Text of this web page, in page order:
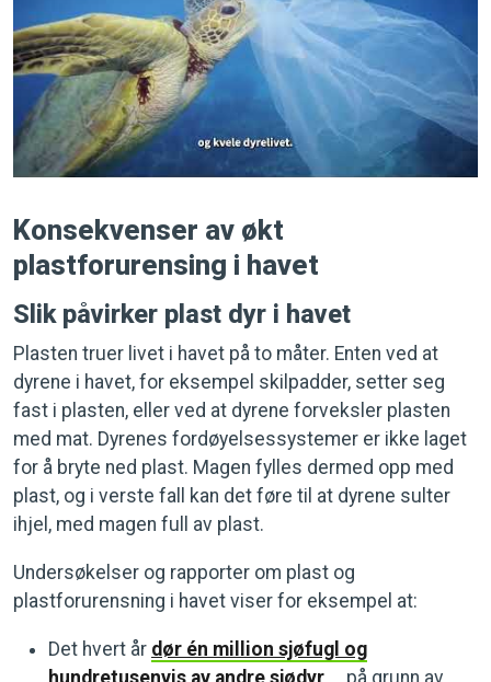
Konsekvenser av økt
plastforurensing i havet
Slik påvirker plast dyr i havet
Plasten truer livet i havet på to måter. Enten ved at
dyrene i havet, for eksempel skilpadder, setter seg
fast i plasten, eller ved at dyrene forveksler plasten
med mat. Dyrenes fordøyelsessystemer er ikke laget
for å bryte ned plast. Magen fylles dermed opp med
plast, og i verste fall kan det føre til at dyrene sulter
ihjel, med magen full av plast.
Undersøkelser og rapporter om plast og
plastforurensning i havet viser for eksempel at:
Det hvert år dør én million sjøfugl og
hundretusenvis av andre sjødyr
på grunn av